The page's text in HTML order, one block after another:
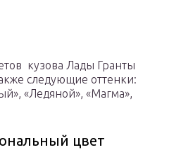
кузова Лады Гранты
следующие оттенки:
«Ледяной», «Магма»,
цвет